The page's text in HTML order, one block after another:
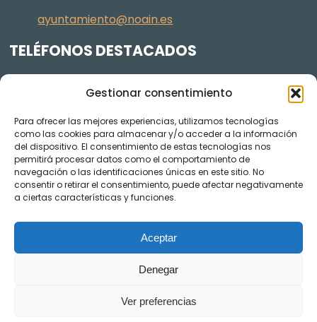
Gestionar consentimiento
Para ofrecer las mejores experiencias, utilizamos tecnologías
como las cookies para almacenar y/o acceder a la información
del dispositivo. El consentimiento de estas tecnologías nos
permitirá procesar datos como el comportamiento de
navegación o las identificaciones únicas en este sitio. No
consentir o retirar el consentimiento, puede afectar negativamente
a ciertas características y funciones.
Aceptar
Denegar
Ver preferencias
ayuntamiento@noain.es
TELÉFONOS DESTACADOS
605 834 045
948 368 156
Jardinería y Agenda Local 2030
948 074 848
TRANSPARENCIA
Videos de los plenos en YouTube